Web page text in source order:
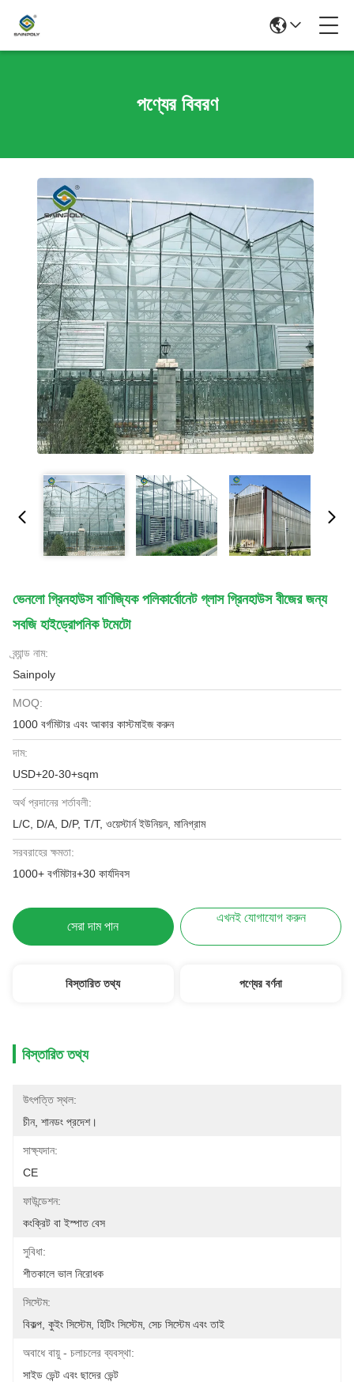
পণ্যের বিবরণ
ভেনলো গ্রিনহাউস বাণিজ্যিক পলিকার্বোনেট গ্লাস গ্রিনহাউস বীজের জন্য
সবজি হাইড্রোপনিক টমেটো
ব্র্যান্ড নাম:
Sainpoly
MOQ:
1000 বর্গমিটার এবং আকার কাস্টমাইজ করুন
দাম:
USD+20-30+sqm
অর্থ প্রদানের শর্তাবলী:
L/C, D/A, D/P, T/T, ওয়েস্টার্ন ইউনিয়ন, মানিগ্রাম
সরবরাহের ক্ষমতা:
1000+ বর্গমিটার+30 কার্যদিবস
সেরা দাম পান
এখনই যোগাযোগ করুন
বিস্তারিত তথ্য পণ্যের বর্ণনা
বিস্তারিত তথ্য
উৎপত্তি স্থল:
চীন, শানডং প্রদেশ।
সাক্ষ্যদান:
CE
ফাউন্ডেশন:
কংক্রিট বা ইস্পাত বেস
সুবিধা:
শীতকালে ভাল নিরোধক
সিস্টেম:
বিকল্প, কুইং সিস্টেম, হিটিং সিস্টেম, সেচ সিস্টেম এবং তাই
অবাধে বায়ু - চলাচলের ব্যবস্থা:
সাইড ভেন্ট এবং ছাদের ভেন্ট